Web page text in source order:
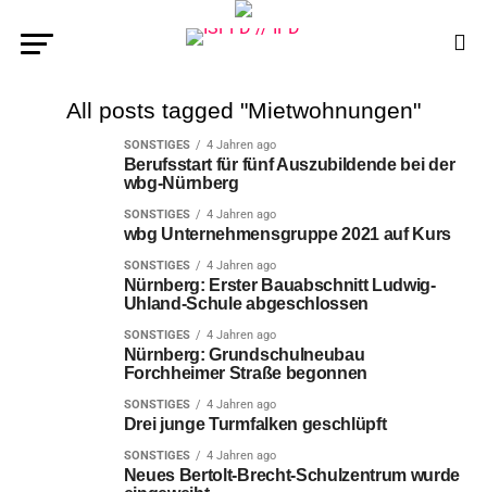
All posts tagged "Mietwohnungen"
SONSTIGES 4 Jahren ago
Berufsstart für fünf Auszubildende bei der
wbg-Nürnberg
SONSTIGES 4 Jahren ago
wbg Unternehmensgruppe 2021 auf Kurs
SONSTIGES 4 Jahren ago
Nürnberg: Erster Bauabschnitt Ludwig-
Uhland-Schule abgeschlossen
SONSTIGES 4 Jahren ago
Nürnberg: Grundschulneubau
Forchheimer Straße begonnen
SONSTIGES 4 Jahren ago
Drei junge Turmfalken geschlüpft
SONSTIGES 4 Jahren ago
Neues Bertolt-Brecht-Schulzentrum wurde